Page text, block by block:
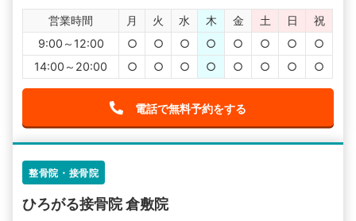
営業時間 月 火 水 木 金 土 日
祝
9:00～12:00
○ ○ ○ ○ ○ ○ ○
○
14:00～20:00
○ ○ ○ ○ ○ ○ ○ ○
電話で無料予約をする
整骨院・接骨院
ひろがる接骨院 倉敷院